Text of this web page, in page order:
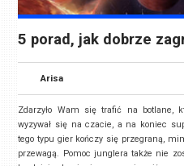
5 porad, jak dobrze
Arisa
Zdarzyło Wam się trafić na botlane,
wyzywał się na czacie, a na koniec
tego typu gier kończy się przegraną,
przewagą. Pomoc junglera także nie